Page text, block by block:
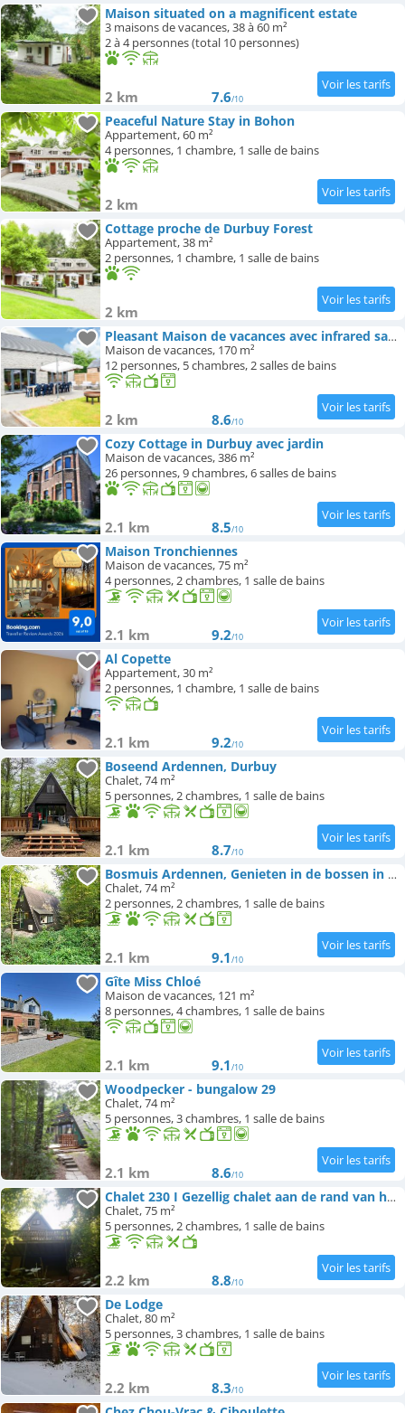
Maison situated on a magnificent estate
3 maisons de vacances, 38 à 60 m²
2 à 4 personnes (total 10 personnes)
2 km 7.6/10
Peaceful Nature Stay in Bohon
Appartement, 60 m²
4 personnes, 1 chambre, 1 salle de bains
2 km
Cottage proche de Durbuy Forest
Appartement, 38 m²
2 personnes, 1 chambre, 1 salle de bains
2 km
Pleasant Maison de vacances avec infrared sauna
Maison de vacances, 170 m²
12 personnes, 5 chambres, 2 salles de bains
2 km 8.6/10
Cozy Cottage in Durbuy avec jardin
Maison de vacances, 386 m²
26 personnes, 9 chambres, 6 salles de bains
2.1 km 8.5/10
Maison Tronchiennes
Maison de vacances, 75 m²
4 personnes, 2 chambres, 1 salle de bains
2.1 km 9.2/10
Al Copette
Appartement, 30 m²
2 personnes, 1 chambre, 1 salle de bains
2.1 km 9.2/10
Boseend Ardennen, Durbuy
Chalet, 74 m²
5 personnes, 2 chambres, 1 salle de bains
2.1 km 8.7/10
Bosmuis Ardennen, Genieten in de bossen in chalet 226
Chalet, 74 m²
2 personnes, 2 chambres, 1 salle de bains
2.1 km 9.1/10
Gîte Miss Chloé
Maison de vacances, 121 m²
8 personnes, 4 chambres, 1 salle de bains
2.1 km 9.1/10
Woodpecker - bungalow 29
Chalet, 74 m²
5 personnes, 3 chambres, 1 salle de bains
2.1 km 8.6/10
Chalet 230 I Gezellig chalet aan de rand van het bos - 5 persoons I Durbuy
Chalet, 75 m²
5 personnes, 2 chambres, 1 salle de bains
2.2 km 8.8/10
De Lodge
Chalet, 80 m²
5 personnes, 3 chambres, 1 salle de bains
2.2 km 8.3/10